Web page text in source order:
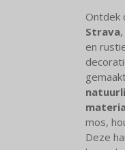
Ontdek
Strava
en
mos,
Deze